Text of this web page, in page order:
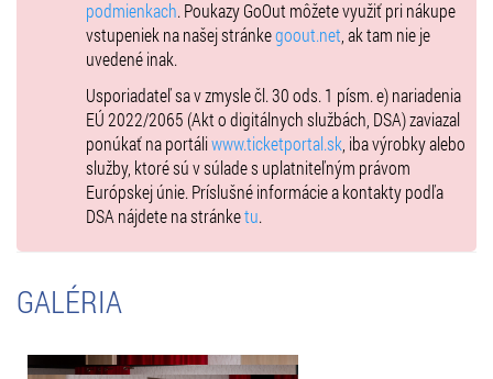
podmienkach. Poukazy GoOut môžete využiť pri nákupe
vstupeniek na našej stránkegoout.net , ak tam nie je
uvedené inak.
Usporiadateľ sa v zmysle čl. 30 ods. 1 písm. e) nariadenia
EÚ 2022/2065 (Akt o digitálnych službách, DSA) zaviazal
ponúkať na portáliwww.ticketportal.sk , iba výrobky alebo
služby, ktoré sú v súlade s uplatniteľným právom
Európskej únie. Príslušné informácie a kontakty podľa
DSA nájdete na stránketu.
GALÉRIA